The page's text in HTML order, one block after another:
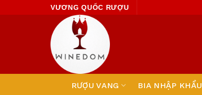
to
VƯƠNG QUỐC RƯỢU
RƯỢU VANG BIA NHẬP KHẨU